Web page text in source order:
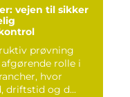
vejen til sikker
prøvning
rolle i
hvor
driftstid og d...